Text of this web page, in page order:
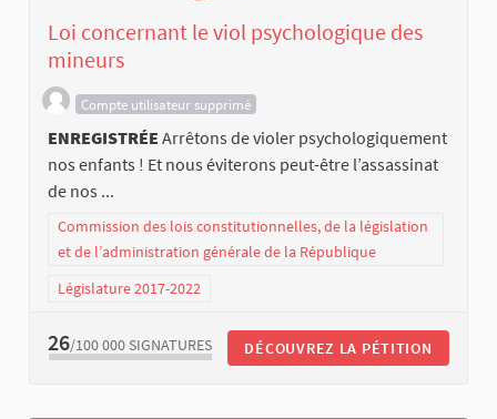
Loi concernant le viol psychologique des
mineurs
Compte utilisateur supprimé
ENREGISTRÉE Arrêtons de violer psychologiquement
nos enfants ! Et nous éviterons peut-être l’assassinat
de nos ...
Commission des lois constitutionnelles, de la législation
et de l’administration générale de la République
Législature 2017-2022
26/100 000 SIGNATURES DÉCOUVREZ LA PÉTITION